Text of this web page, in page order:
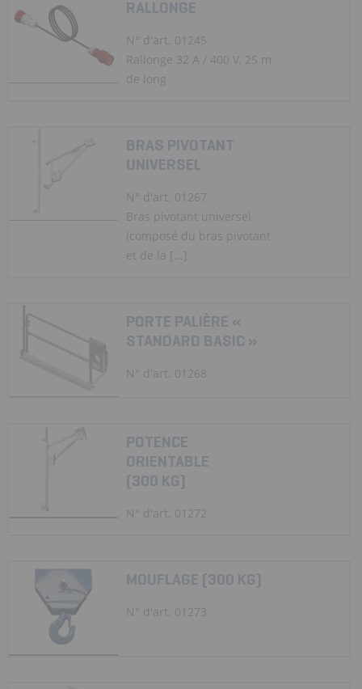
RALLONGE
N° d'art. 01245
Rallonge 32 A / 400 V, 25 m
de long
BRAS PIVOTANT
UNIVERSEL
N° d'art. 01267
Bras pivotant universel
(composé du bras pivotant
et de la [...]
PORTE PALIÈRE «
STANDARD BASIC »
N° d'art. 01268
POTENCE
ORIENTABLE
(300 KG)
N° d'art. 01272
MOUFLAGE (300 KG)
N° d'art. 01273